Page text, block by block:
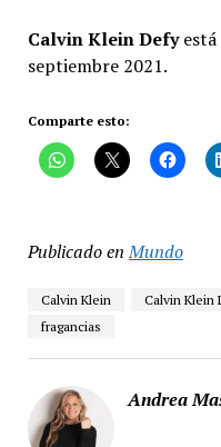
Calvin Klein Defyestá
septiembre 2021.
Comparte esto:
Publicado en Mundo
Calvin Klein Calvin Klein
fragancias
Andrea